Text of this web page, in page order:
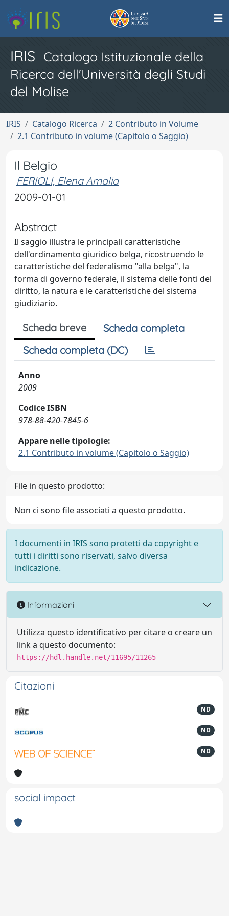
IRIS Catalogo Istituzionale della
Ricerca dell'Università degli Studi
del Molise
IRIS Catalogo Ricerca
2 Contributo in Volume
2.1 Contributo in volume (Capitolo o Saggio)
Il Belgio
FERIOLI, Elena Amalia
2009-01-01
Abstract
Il saggio illustra le principali caratteristiche
dell'ordinamento giuridico belga, ricostruendo le
caratteristiche del federalismo "alla belga", la
forma di governo federale, il sistema delle fonti del
diritto, la natura e le caratteristiche del sistema
giudiziario.
Scheda breve
Scheda completa
Scheda completa (DC)
Anno
2009
Codice ISBN
978-88-420-7845-6
Appare nelle tipologie:
2.1 Contributo in volume (Capitolo o Saggio)
File in questo prodotto:
Non ci sono file associati a questo prodotto.
I documenti in IRIS sono protetti da copyright e
tutti i diritti sono riservati, salvo diversa
indicazione.
Informazioni
Utilizza questo identificativo per citare o creare un
link a questo documento:
https://hdl.handle.net/11695/11265
Citazioni
ND
ND
ND
social impact